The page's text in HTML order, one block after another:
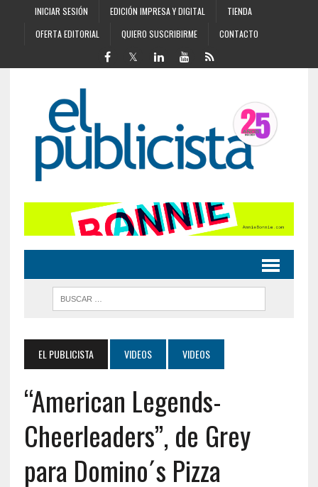
INICIAR SESIÓN EDICIÓN IMPRESA Y DIGITAL
TIENDA
OFERTA EDITORIAL
QUIERO SUSCRIBIRME CONTACTO
EL PUBLICISTA VIDEOS VIDEOS
“American Legends-
Cheerleaders”, de Grey
para Domino´s Pizza